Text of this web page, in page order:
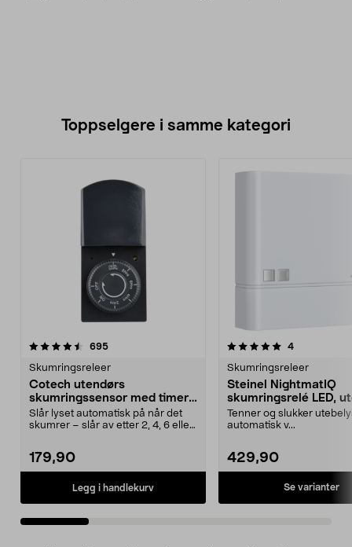
Toppselgere i samme kategori
695anmeldelser
Skumringsreleer
Cotech utendørs
skumringssensor med timer,
IP44
Slår lyset automatisk på når det
skumrer – slår av etter 2, 4, 6 eller
179,90
Legg i handlekurv
5.0 av 5 stjerner 4anmeldelser
Skumringsreleer
Steinel NightmatIQ
skumringsrelé LED,
Tenner og slukker
automatisk v...
429,90
Se varianter
4.5 av 5 stjerner